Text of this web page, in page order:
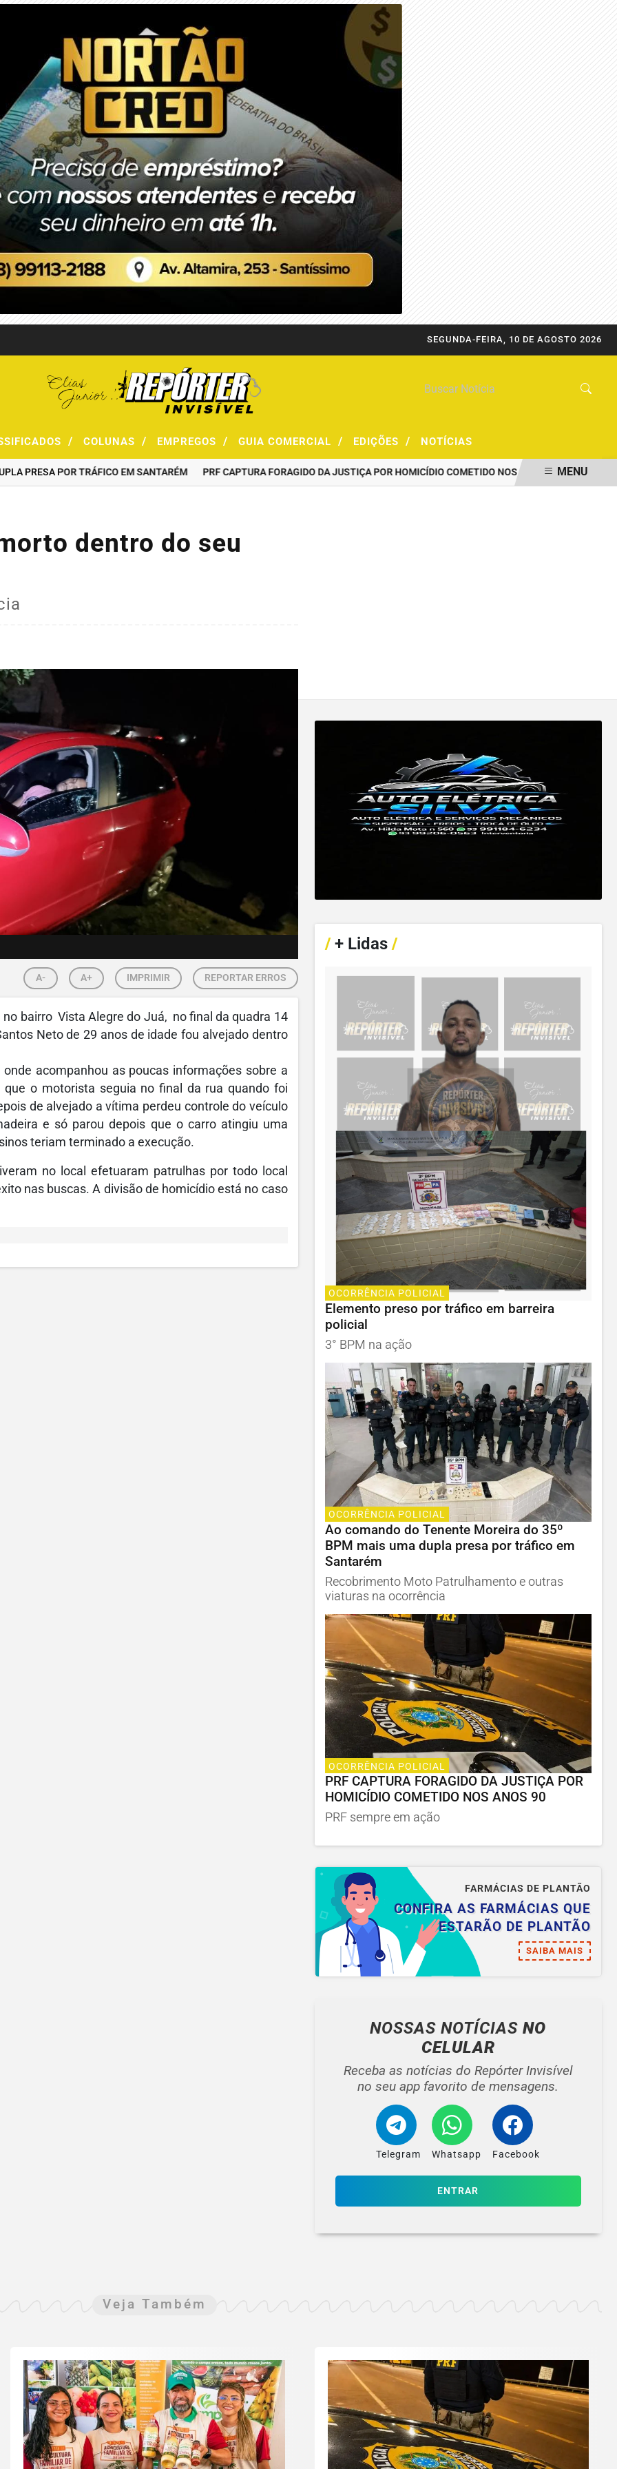
SEGUNDA-FEIRA, 10 DE AGOSTO 2026
/ COLUNAS / EMPREGOS / GUIA COMERCIAL / EDIÇÕES / NOTÍCIAS
POR TRÁFICO EM SANTARÉM PRF CAPTURA FORAGIDO DA JUSTIÇA POR HOMICÍDIO COMETIDO NOS ANOS 90 POLÍCIA
MENU
dentro do seu
A- A+ IMPRIMIR REPORTAR ERROS
bairro Vista Alegre do Juá, no final da quadra 14
Neto de 29 anos de idade fou alvejado dentro
acompanhou as poucas informações sobre a
o motorista seguia no final da rua quando foi
de alvejado a vítima perdeu controle do veículo
e só parou depois que o carro atingiu uma
teriam terminado a execução.
no local efetuaram patrulhas por todo local
nas buscas. A divisão de homicídio está no caso
/+ Lidas /
OCORRÊNCIA POLICIAL
Elemento preso por tráfico em barreira
policial
3° BPM na ação
OCORRÊNCIA POLICIAL
Ao comando do Tenente Moreira do 35º
BPM mais uma dupla presa por tráfico em
Santarém
Recobrimento Moto Patrulhamento e outras
viaturas na ocorrência
OCORRÊNCIA POLICIAL
PRF CAPTURA FORAGIDO DA JUSTIÇA POR
HOMICÍDIO COMETIDO NOS ANOS 90
PRF sempre em ação
FARMÁCIAS DE PLANTÃO
CONFIRA AS FARMÁCIAS QUE
ESTARÃO DE PLANTÃO
SAIBA MAIS
NOSSAS NOTÍCIASNO
CELULAR
Receba as notícias do Repórter Invisível
no seu app favorito de mensagens.
Telegram Whatsapp Facebook
ENTRAR
Veja Também